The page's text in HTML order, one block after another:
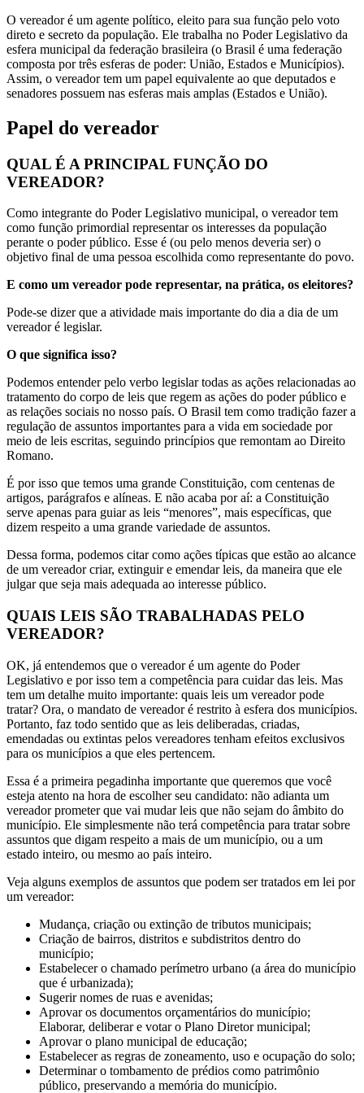
O vereador é um agente político, eleito para sua função pelo voto
direto e secreto da população. Ele trabalha no Poder Legislativo da
esfera municipal da federação brasileira (o Brasil é uma federação
composta por três esferas de poder: União, Estados e Municípios).
Assim, o vereador tem um papel equivalente ao que deputados e
senadores possuem nas esferas mais amplas (Estados e União).
Papel do vereador
QUAL É A PRINCIPAL FUNÇÃO DO
VEREADOR?
Como integrante do Poder Legislativo municipal, o vereador tem
como função primordial representar os interesses da população
perante o poder público. Esse é (ou pelo menos deveria ser) o
objetivo final de uma pessoa escolhida como representante do povo.
E como um vereador pode representar, na prática, os eleitores?
Pode-se dizer que a atividade mais importante do dia a dia de um
vereador é legislar.
O que significa isso?
Podemos entender pelo verbo legislar todas as ações relacionadas ao
tratamento do corpo de leis que regem as ações do poder público e
as relações sociais no nosso país. O Brasil tem como tradição fazer a
regulação de assuntos importantes para a vida em sociedade por
meio de leis escritas, seguindo princípios que remontam ao Direito
Romano.
É por isso que temos uma grande Constituição, com centenas de
artigos, parágrafos e alíneas. E não acaba por aí: a Constituição
serve apenas para guiar as leis “menores”, mais específicas, que
dizem respeito a uma grande variedade de assuntos.
Dessa forma, podemos citar como ações típicas que estão ao alcance
de um vereador criar, extinguir e emendar leis, da maneira que ele
julgar que seja mais adequada ao interesse público.
QUAIS LEIS SÃO TRABALHADAS PELO
VEREADOR?
OK, já entendemos que o vereador é um agente do Poder
Legislativo e por isso tem a competência para cuidar das leis. Mas
tem um detalhe muito importante: quais leis um vereador pode
tratar? Ora, o mandato de vereador é restrito à esfera dos municípios.
Portanto, faz todo sentido que as leis deliberadas, criadas,
emendadas ou extintas pelos vereadores tenham efeitos exclusivos
para os municípios a que eles pertencem.
Essa é a primeira pegadinha importante que queremos que você
esteja atento na hora de escolher seu candidato: não adianta um
vereador prometer que vai mudar leis que não sejam do âmbito do
município. Ele simplesmente não terá competência para tratar sobre
assuntos que digam respeito a mais de um município, ou a um
estado inteiro, ou mesmo ao país inteiro.
Veja alguns exemplos de assuntos que podem ser tratados em lei por
um vereador:
Mudança, criação ou extinção de tributos municipais;
Criação de bairros, distritos e subdistritos dentro do
município;
Estabelecer o chamado perímetro urbano (a área do município
que é urbanizada);
Sugerir nomes de ruas e avenidas;
Aprovar os documentos orçamentários do município;
Elaborar, deliberar e votar o Plano Diretor municipal;
Aprovar o plano municipal de educação;
Estabelecer as regras de zoneamento, uso e ocupação do solo;
Determinar o tombamento de prédios como patrimônio
público, preservando a memória do município.